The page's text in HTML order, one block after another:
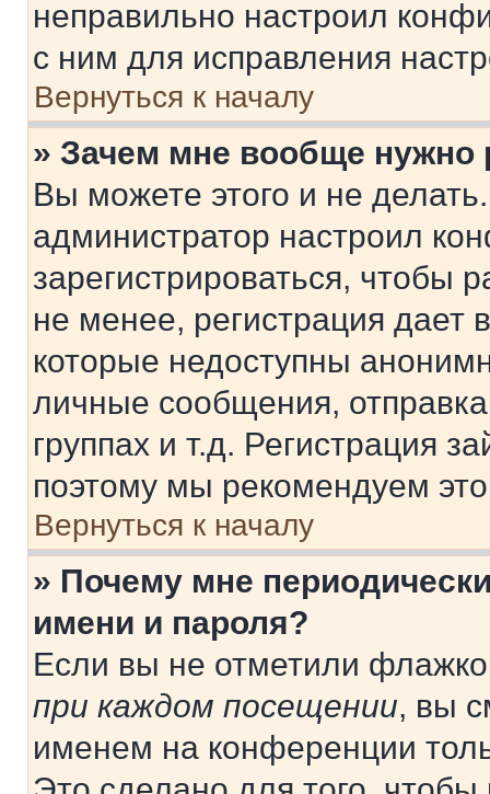
неправильно настроил
с ним для исправления
Вернуться к началу
» Зачем мне вообще нужно
Вы можете этого и не
администратор настроил
зарегистрироваться, чтобы
не менее, регистрация
которые недоступны
личные сообщения,
группах и т.д. Регистрация
поэтому мы рекомендуем
Вернуться к началу
» Почему мне
имени и пароля?
Если вы не отметили
при каждом посещении, вы
именем на конференции